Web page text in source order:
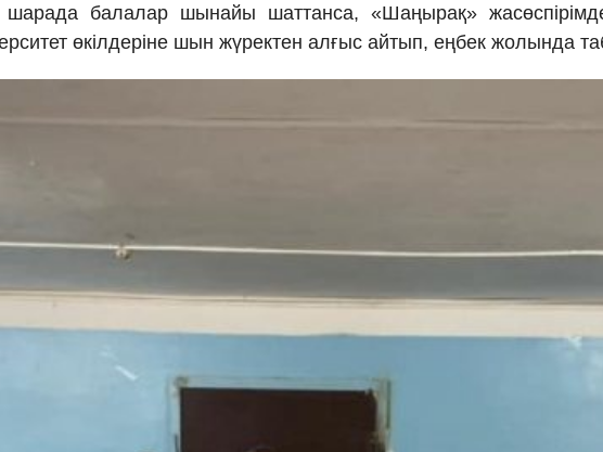
шарада балалар шынайы шаттанса, «Шаңырақ»
өкілдеріне шын жүректен алғыс айтып, еңбек жолында